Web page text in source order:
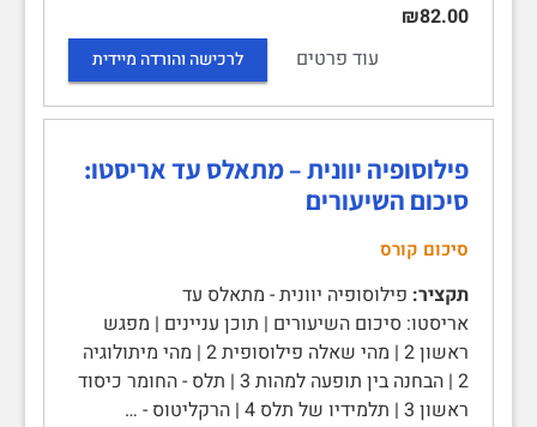
₪82.00
עוד פרטים
לרכישה והורדה מיידית
פילוסופיה יוונית – מתאלס עד אריסטו:
סיכום השיעורים
סיכום קורס
תקציר: פילוסופיה יוונית - מתאלס עד
אריסטו: סיכום השיעורים | תוכן עניינים | מפגש
ראשון 2 | מהי שאלה פילוסופית 2 | מהי מיתולוגיה
2 | הבחנה בין תופעה למהות 3 | תלס - החומר כיסוד
ראשון 3 | תלמידיו של תלס 4 | הרקליטוס - …